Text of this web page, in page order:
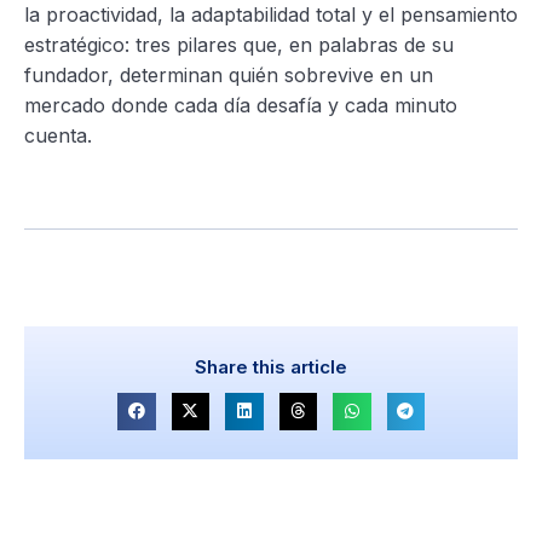
la proactividad, la adaptabilidad total y el pensamiento
estratégico: tres pilares que, en palabras de su
fundador, determinan quién sobrevive en un
mercado donde cada día desafía y cada minuto
cuenta.
Share this article